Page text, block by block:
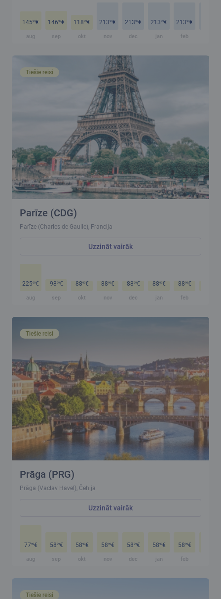
14599€
aug
14699€
sep
11899€
okt
21399€
nov
21399€
dec
21399€
jan
21399€
feb
Tiešie reisi
Parīze (CDG)
Parīze (Charles de Gaulle), Francija
Uzzināt vairāk
22599€
aug
9899€
sep
8899€
okt
8899€
nov
8899€
dec
8899€
jan
8899€
feb
Tiešie reisi
Prāga (PRG)
Prāga (Vaclav Havel), Čehija
Uzzināt vairāk
7799€
aug
5899€
sep
5899€
okt
5899€
nov
5899€
dec
5899€
jan
5899€
feb
Tiešie reisi